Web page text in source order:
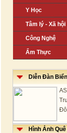
Y Học
Tâm lý - Xã hội
Công Nghệ
Ẩm Thực
Diễn Đàn
Hình Ảnh Quê